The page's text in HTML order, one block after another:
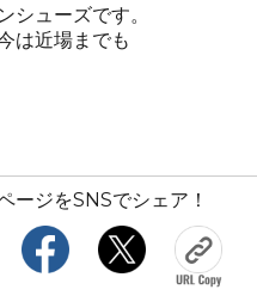
シューズです。
は近場までも
ージをSNSでシェア！